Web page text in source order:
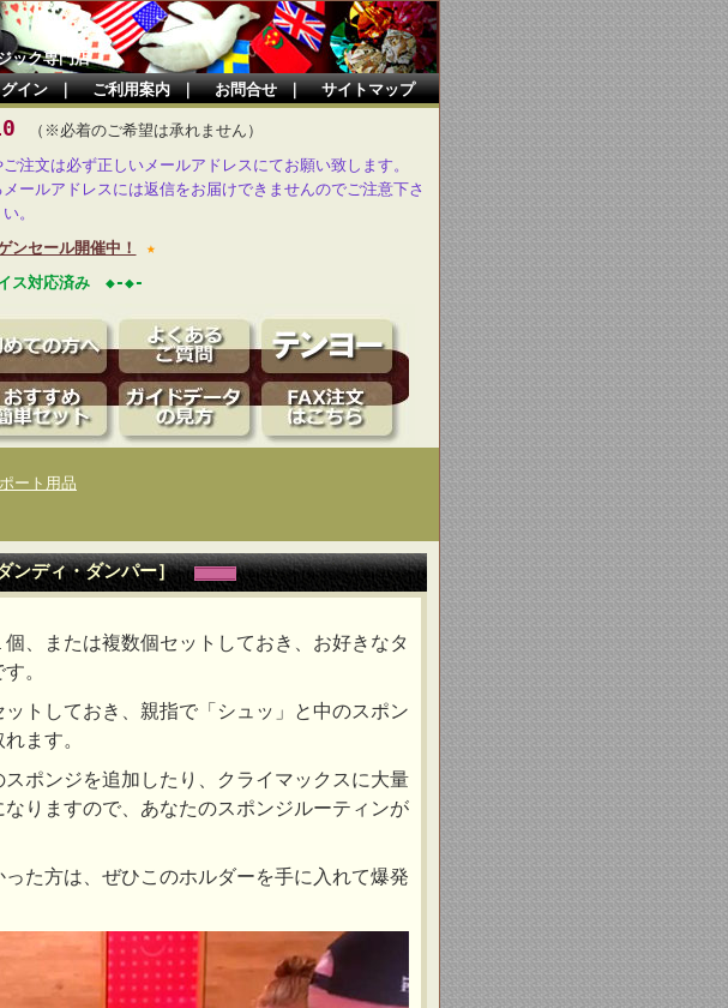
ック専門店
イン｜ ご利用案内｜ お問合せ｜ サイトマップ
（※必着のご希望は承れません）
注文は必ず正しいメールアドレスにてお願い致します。
ールアドレスには返信をお届けできませんのでご注意下さ
い。
ンセール開催中！
★
ス対応済み ◆-◆-
ート用品
ンディ・ダンパー］
、または複数個セットしておき、お好きなタ
。
トしておき、親指で「シュッ」と中のスポン
ます。
ポンジを追加したり、クライマックスに大量
りますので、あなたのスポンジルーティンが
た方は、ぜひこのホルダーを手に入れて爆発